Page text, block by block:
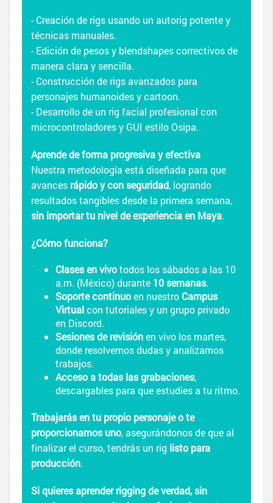
- Creación de rigs usando un autorig potente y
técnicas manuales.
- Edición de pesos y blendshapes correctivos de
manera clara y sencilla.
- Construcción de rigs avanzados para
personajes humanoides y cartoon.
- Desarrollo de un rig facial profesional con
microcontroladores y GUI estilo Osipa.
Aprende de forma progresiva y efectiva
Nuestra metodología está diseñada para que
avances rápido y con seguridad, logrando
resultados tangibles desde la primera semana,
sin importar tu nivel de experiencia en Maya.
¿Cómo funciona?
Clases en vivotodos los sábados a las 10
a.m. (México) durante 10 semanas.
Soporte continuoen nuestro Campus
Virtualcon tutoriales y un grupo privado
en Discord.
Sesiones de revisiónen vivo los martes,
donde resolvemos dudas y analizamos
trabajos.
Acceso a todas las grabaciones,
descargables para que estudies a tu ritmo.
Trabajarás en tu propio personaje o te
proporcionamos uno, asegurándonos de que al
finalizar el curso, tendrás un rig listo para
producción.
Si quieres aprender rigging de verdad, sin